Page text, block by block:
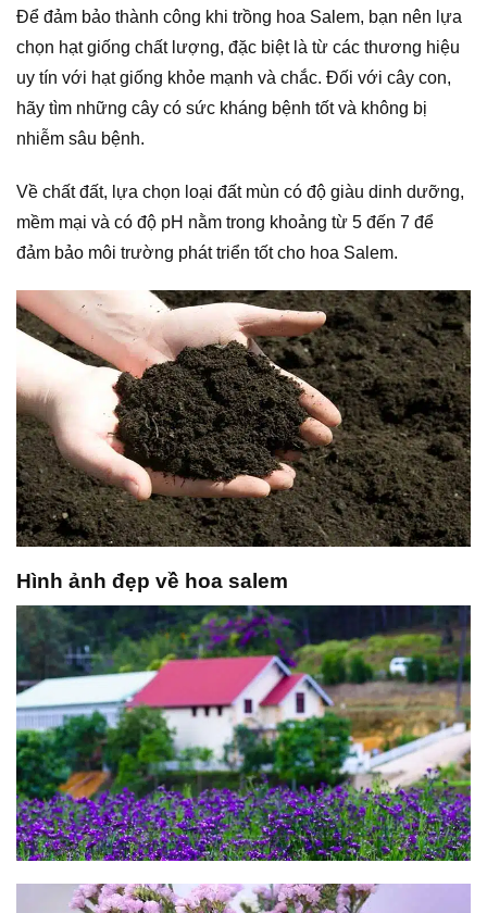
Để đảm bảo thành công khi trồng hoa Salem, bạn nên lựa
chọn hạt giống chất lượng, đặc biệt là từ các thương hiệu
uy tín với hạt giống khỏe mạnh và chắc. Đối với cây con,
hãy tìm những cây có sức kháng bệnh tốt và không bị
nhiễm sâu bệnh.
Về chất đất, lựa chọn loại đất mùn có độ giàu dinh dưỡng,
mềm mại và có độ pH nằm trong khoảng từ 5 đến 7 để
đảm bảo môi trường phát triển tốt cho hoa Salem.
Hình ảnh đẹp về hoa salem